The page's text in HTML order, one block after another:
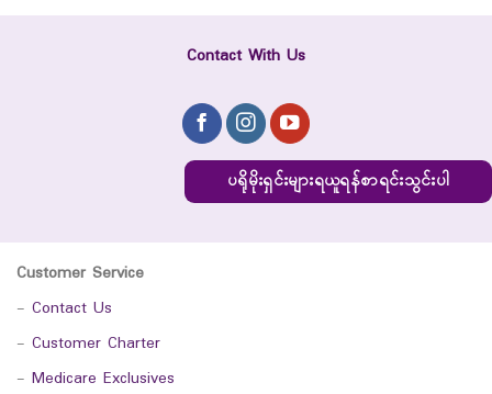
Contact With Us
ပရိုမိုးရှင်းများရယူရန်စာရင်းသွင်းပါ
Customer Service
- Contact Us
- Customer Charter
- Medicare Exclusives